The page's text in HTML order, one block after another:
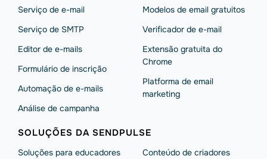
Serviço de e-mail
Serviço de SMTP
Editor de e-mails
Formulário de inscrição
Automação de e-mails
Análise de campanha
Modelos de email gratuitos
Verificador de e-mail
Extensão gratuita do
Chrome
Platforma de email
marketing
SOLUÇÕES DA SENDPULSE
Soluções para educadores
Conteúdo de criadores